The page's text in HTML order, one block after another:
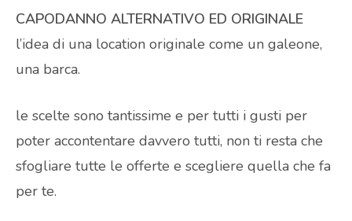
CAPODANNO ALTERNATIVO ED ORIGINALE
l’idea di una location originale come un galeone,
una barca.
le scelte sono tantissime e per tutti i gusti per
poter accontentare davvero tutti, non ti resta che
sfogliare tutte le offerte e scegliere quella che fa
per te.